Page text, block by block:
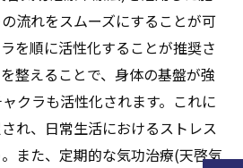
流れをスムーズにすることが可
を順に活性化することが推奨さ
整えることで、身体の基盤が強
クラも活性化されます。これに
れ、日常生活におけるストレス
また、定期的な気功治療(天啓気